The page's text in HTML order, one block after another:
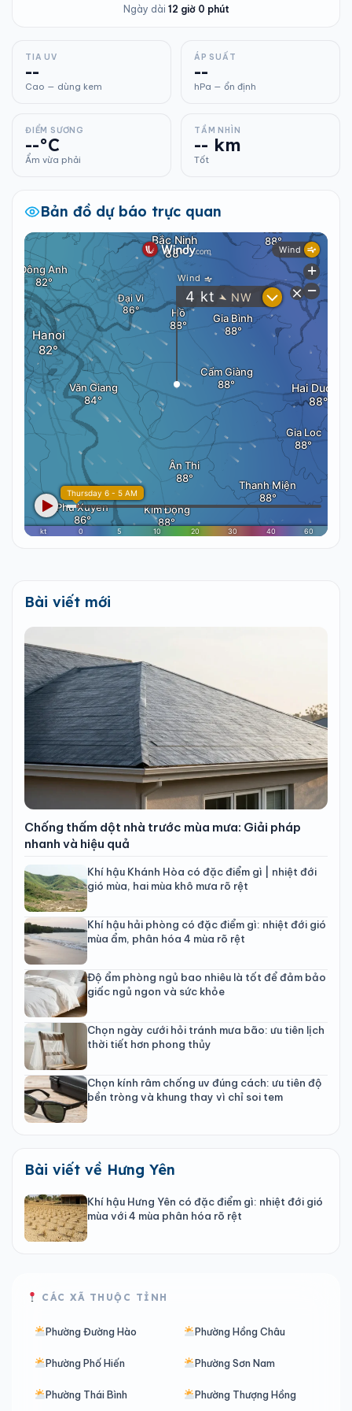
Ngày dài 12 giờ 0 phút
TIA UV
--
Cao — dùng kem
ÁP SUẤT
--
hPa — ổn định
ĐIỂM SƯƠNG
--°C
Ẩm vừa phải
TẦM NHÌN
-- km
Tốt
Bản đồ dự báo trực quan
Bài viết mới
Chống thấm dột nhà trước mùa mưa: Giải pháp
nhanh và hiệu quả
Khí hậu Khánh Hòa có đặc điểm gì | nhiệt đới
gió mùa, hai mùa khô mưa rõ rệt
Khí hậu hải phòng có đặc điểm gì: nhiệt đới gió
mùa ẩm, phân hóa 4 mùa rõ rệt
Độ ẩm phòng ngủ bao nhiêu là tốt để đảm bảo
giấc ngủ ngon và sức khỏe
Chọn ngày cưới hỏi tránh mưa bão: ưu tiên lịch
thời tiết hơn phong thủy
Chọn kính râm chống uv đúng cách: ưu tiên độ
bền tròng và khung thay vì chỉ soi tem
Bài viết về Hưng Yên
Khí hậu Hưng Yên có đặc điểm gì: nhiệt đới gió
mùa với 4 mùa phân hóa rõ rệt
CÁC XÃ THUỘC TỈNH
Phường Đường Hào Phường Hồng Châu
Phường Phố Hiến Phường Sơn Nam
Phường Thái Bình Phường Thượng Hồng